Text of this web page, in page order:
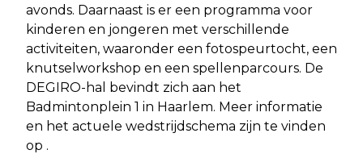
avonds. Daarnaast is er een programma voor
kinderen en jongeren met verschillende
activiteiten, waaronder een fotospeurtocht, een
knutselworkshop en een spellenparcours. De
DEGIRO-hal bevindt zich aan het
Badmintonplein 1 in Haarlem. Meer informatie
en het actuele wedstrijdschema zijn te vinden
op .